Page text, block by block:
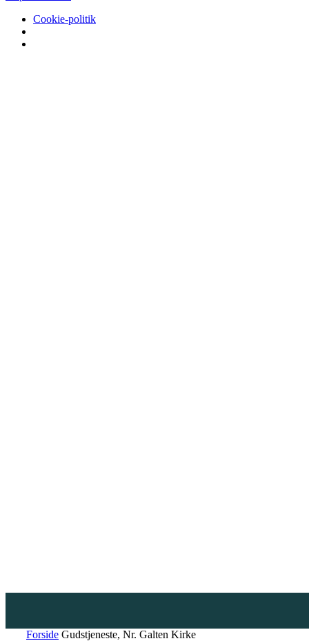
Cookie-politik
Forside Gudstjeneste, Nr. Galten Kirke